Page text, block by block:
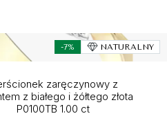
-7% NATURALNY
zaręczynowy z
z białego i żółtego złota
P0100TB 1.00 ct